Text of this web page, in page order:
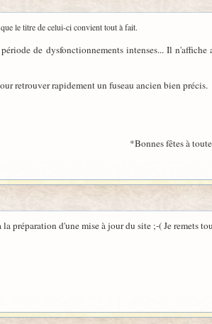
le titre de celui-ci convient tout à fait.
de dysfonctionnements intenses... Il
retrouver rapidement un fuseau ancien bien précis.
*Bonnes fêtes à toutes et à tous !*
préparation d'une mise à jour du site ;-( Je remets